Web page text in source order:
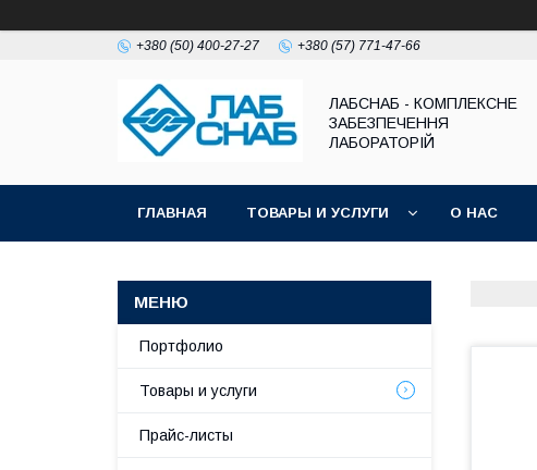
+380 (50) 400-27-27 +380 (57) 771-47-66
ЛАБСНАБ - КОМПЛЕКСНЕ
ЗАБЕЗПЕЧЕННЯ
ЛАБОРАТОРІЙ
ГЛАВНАЯ ТОВАРЫ И УСЛУГИ О НАС
Портфолио
Товары и услуги
Прайс-листы